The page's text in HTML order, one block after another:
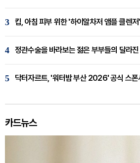
3 킵, 아침 피부 위한 '하이알차저 앰플 클렌
4 정관수술을 바라보는 젊은 부부들의 달라
5 닥터자르트, '워터밤 부산 2026' 공식 스폰
카드뉴스